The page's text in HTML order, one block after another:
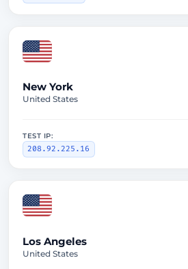
New York
United States
TEST IP:
208.92.225.16
Los Angeles
United States